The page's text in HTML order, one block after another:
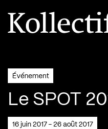
Aller à la page d'accueil
Logo Kollectif
Événement
Le SPOT
16 juin 2017 - 26 août 2017